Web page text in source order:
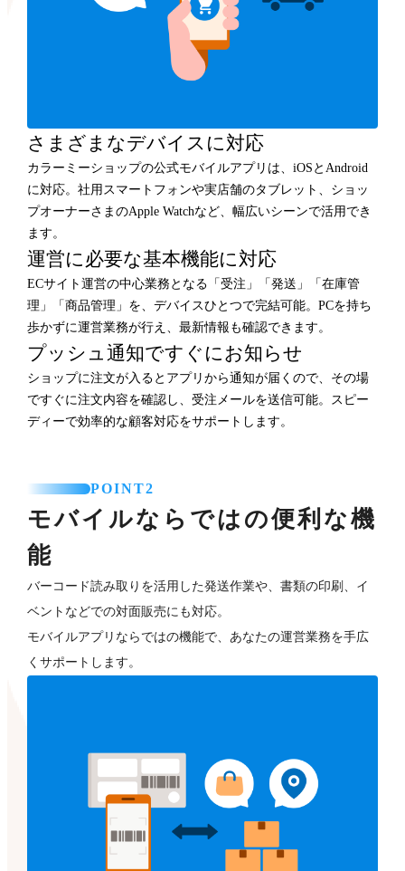
さまざまなデバイスに対応
カラーミーショップの公式モバイルアプリは、iOSとAndroid
に対応。社用スマートフォンや実店舗のタブレット、ショッ
プオーナーさまのApple Watchなど、幅広いシーンで活用でき
ます。
運営に必要な基本機能に対応
ECサイト運営の中心業務となる「受注」「発送」「在庫管
理」「商品管理」を、デバイスひとつで完結可能。PCを持ち
歩かずに運営業務が行え、最新情報も確認できます。
プッシュ通知ですぐにお知らせ
ショップに注文が入るとアプリから通知が届くので、その場
ですぐに注文内容を確認し、受注メールを送信可能。スピー
ディーで効率的な顧客対応をサポートします。
POINT2
モバイルならではの便利な機
能
バーコード読み取りを活用した発送作業や、書類の印刷、イ
ベントなどでの対面販売にも対応。
モバイルアプリならではの機能で、あなたの運営業務を手広
くサポートします。